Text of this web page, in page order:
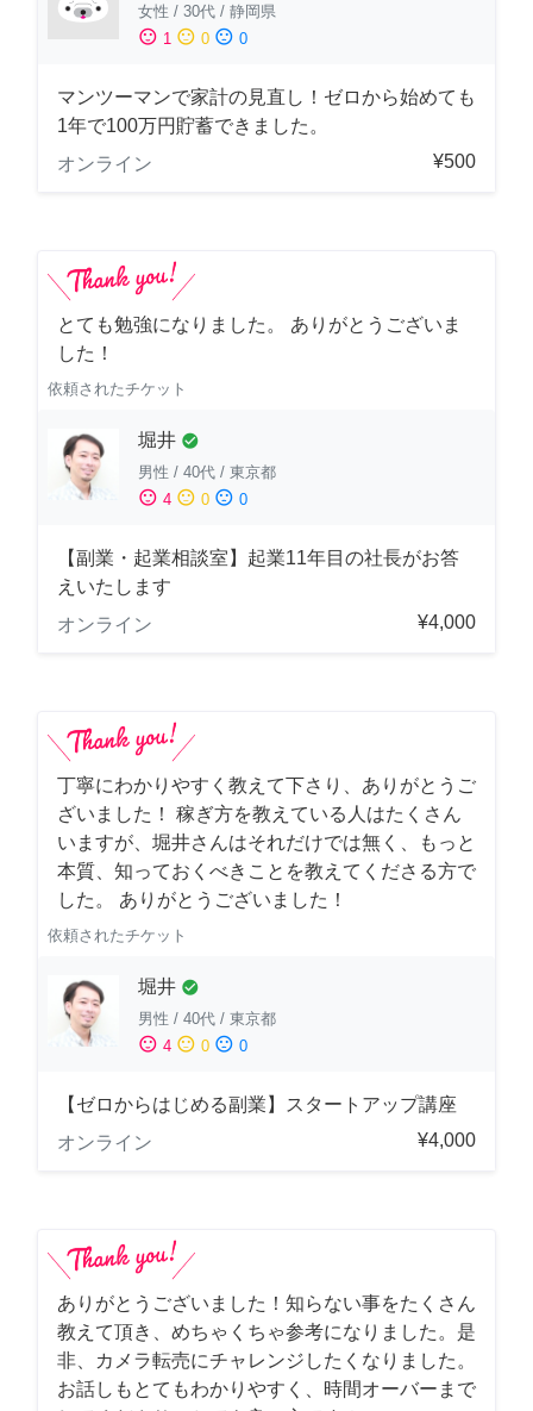
女性 / 30代 / 静岡県
sentiment_satisfied 1 sentiment_neutral 0 sentiment_dissatisfied 0
マンツーマンで家計の見直し！ゼロから始めても
1年で100万円貯蓄できました。
オンライン
¥500
とても勉強になりました。 ありがとうございま
した！
依頼されたチケット
堀井 check_circle
男性 / 40代 / 東京都
sentiment_satisfied 4 sentiment_neutral 0 sentiment_dissatisfied 0
【副業・起業相談室】起業11年目の社長がお答
えいたします
オンライン
¥4,000
丁寧にわかりやすく教えて下さり、ありがとうご
ざいました！ 稼ぎ方を教えている人はたくさん
いますが、堀井さんはそれだけでは無く、もっと
本質、知っておくべきことを教えてくださる方で
した。 ありがとうございました！
依頼されたチケット
堀井 check_circle
男性 / 40代 / 東京都
sentiment_satisfied 4 sentiment_neutral 0 sentiment_dissatisfied 0
【ゼロからはじめる副業】スタートアップ講座
オンライン
¥4,000
ありがとうございました！知らない事をたくさん
教えて頂き、めちゃくちゃ参考になりました。是
非、カメラ転売にチャレンジしたくなりました。
お話しもとてもわかりやすく、時間オーバーまで